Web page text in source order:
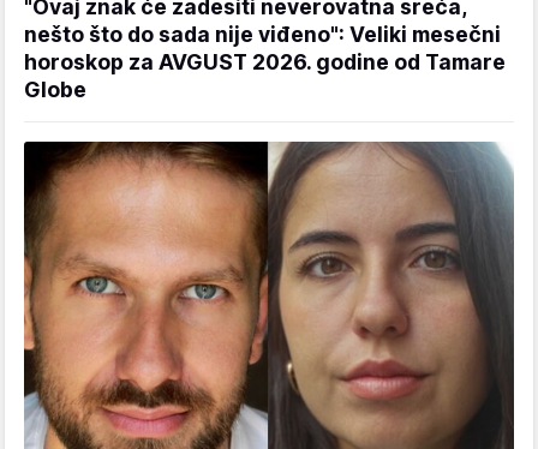
"Ovaj znak će zadesiti neverovatna sreća,
nešto što do sada nije viđeno": Veliki mesečni
horoskop za AVGUST 2026. godine od Tamare
Globe